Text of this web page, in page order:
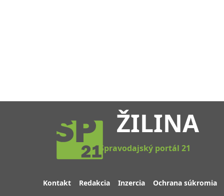
ŽILINA
Spravodajský portál 21
Kontakt Redakcia Inzercia Ochrana súkromia